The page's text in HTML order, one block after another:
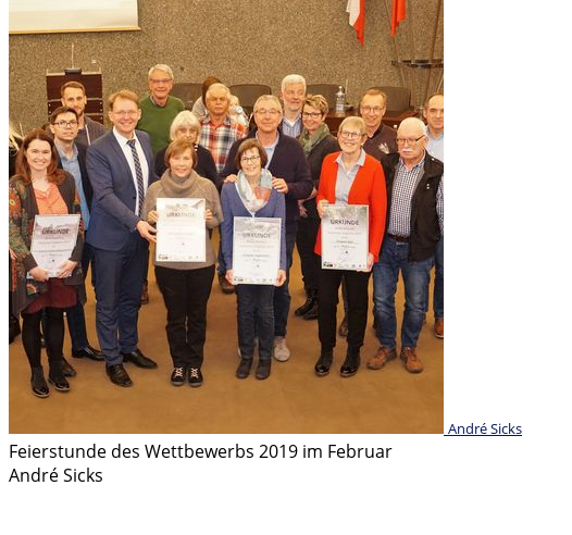
André Sicks
Feierstunde des Wettbewerbs 2019 im Februar
André Sicks